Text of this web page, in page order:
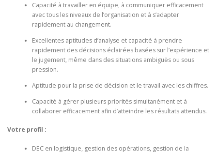
Capacité à travailler en équipe, à communiquer efficacement
avec tous les niveaux de l’organisation et à s’adapter
rapidement au changement.
Excellentes aptitudes d’analyse et capacité à prendre
rapidement des décisions éclairées basées sur l’expérience et
le jugement, même dans des situations ambiguës ou sous
pression.
Aptitude pour la prise de décision et le travail avec les chiffres.
Capacité à gérer plusieurs priorités simultanément et à
collaborer efficacement afin d’atteindre les résultats attendus.
Votre profil :
DEC en logistique, gestion des opérations, gestion de la